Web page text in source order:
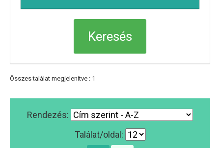
Összes találat megjelenítve : 1
Rendezés:
Találat/oldal: